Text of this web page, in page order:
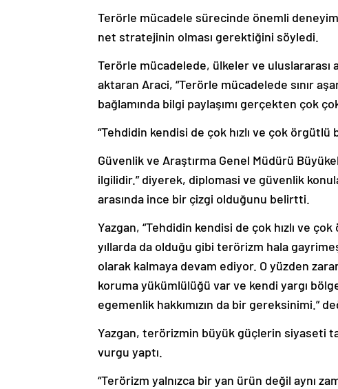
Terörle mücadele sürecinde önemli
net stratejinin olması gerektiğini söyledi.
Terörle mücadelede, ülkeler ve
aktaran Araci, “Terörle mücadelede sınır
bağlamında bilgi paylaşımı gerçekten çok
“Tehdidin kendisi de çok hızlı ve çok örgütlü
Güvenlik ve Araştırma Genel Müdürü
ilgilidir.” diyerek, diplomasi ve güvenlik
arasında ince bir çizgi olduğunu belirtti.
Yazgan, “Tehdidin kendisi de çok hızlı ve
yıllarda da olduğu gibi terörizm hala
olarak kalmaya devam ediyor. O yüzden
koruma yükümlülüğü var ve kendi yargı
egemenlik hakkımızın da bir gereksinimi.”
Yazgan, terörizmin büyük güçlerin siyaseti
vurgu yaptı.
“Terörizm yalnızca bir yan ürün değil aynı